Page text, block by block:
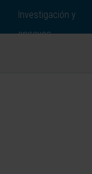
Investigación y
ensayos